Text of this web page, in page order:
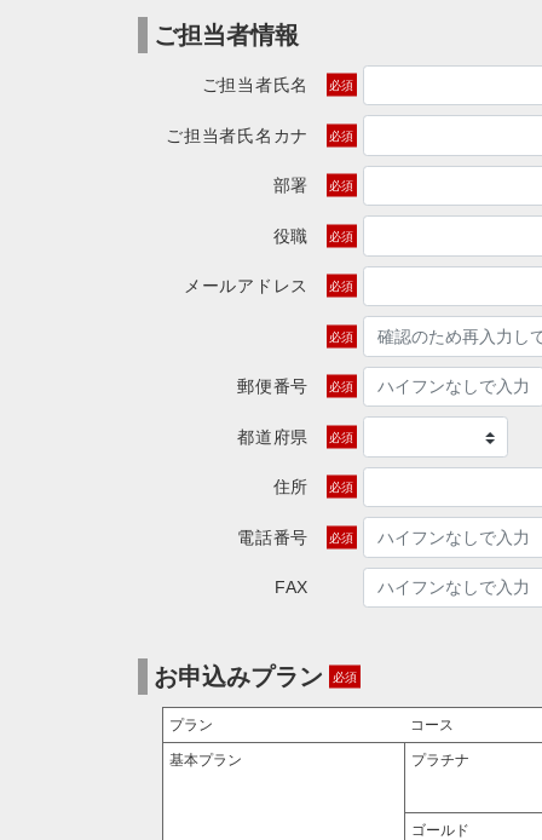
ご担当者情報
ご担当者氏名
ご担当者氏名カナ
部署
役職
メールアドレス
郵便番号
都道府県
住所
電話番号
FAX
お申込みプラン
プラン コース
基本プラン プラチナ
ゴールド